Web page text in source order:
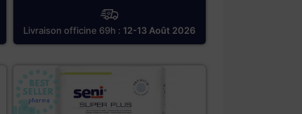
Livraison officine 69h : 12-13 Août 2026